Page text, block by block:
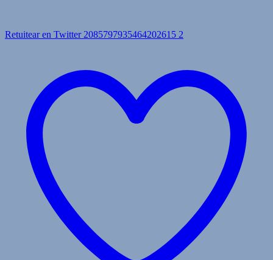
Retuitear en Twitter 2085797935464202615 2